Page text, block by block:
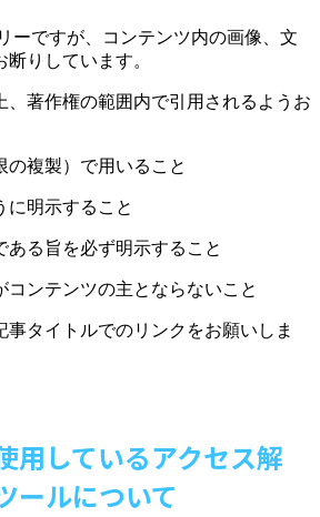
ーですが、コンテンツ内の画像、文
りしています。
、著作権の範囲内で引用されるようお
の複製）で用いること
に明示すること
ある旨を必ず明示すること
コンテンツの主とならないこと
タイトルでのリンクをお願いしま
用しているアクセス解
ールについて